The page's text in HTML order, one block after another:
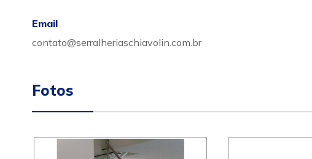
Email
contato@serralheriaschiavolin.com.br
Fotos